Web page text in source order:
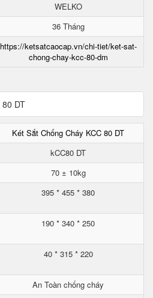
WELKO
36 Tháng
https://ketsatcaocap.vn/chi-tiet/ket-sat-
chong-chay-kcc-80-dm
Két Sắt Chống Cháy KCC 80 DT
kCC80 DT
70 ± 10kg
395 * 455 * 380
190 * 340 * 250
40 * 315 * 220
An Toàn chống cháy